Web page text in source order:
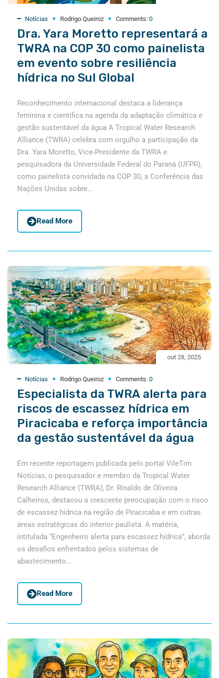
Notícias Rodrigo Queiroz Comments: 0
Dra. Yara Moretto representará a
TWRA na COP 30 como painelista
em evento sobre resiliência
hídrica no Sul Global
Reconhecimento internacional destaca a liderança
feminina e científica na agenda da adaptação climática e
gestão sustentável da água A Tropical Water Research
Alliance (TWRA) celebra com orgulho a participação da
Dra. Yara Moretto, Vice-Presidente da TWRA e
pesquisadora da Universidade Federal do Paraná (UFPR),
como painelista convidada na COP 30, a Conferência das
Nações Unidas sobre...
Read More
out 28, 2025
Notícias Rodrigo Queiroz Comments: 0
Especialista da TWRA alerta para
riscos de escassez hídrica em
Piracicaba e reforça importância
da gestão sustentável da água
Em recente reportagem publicada pelo portal VileTim
Notícias, o pesquisador e membro da Tropical Water
Research Alliance (TWRA), Dr. Rinaldo de Oliveira
Calheiros, destacou a crescente preocupação com o risco
de escassez hídrica na região de Piracicaba e em outras
áreas estratégicas do interior paulista. A matéria,
intitulada “Engenheiro alerta para escassez hídrica”, aborda
os desafios enfrentados pelos sistemas de
abastecimento...
Read More